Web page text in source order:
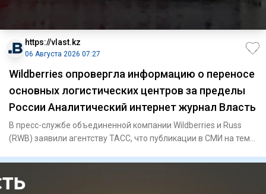
https://vlast.kz
06 Августа 2026 07:27
Wildberries опровергла информацию о переносе
основных логистических центров за пределы
России Аналитический интернет журнал Власть
В пресс-службе объединенной компании Wildberries и Russ
(RWB) заявили агентству ТАСС, что публикации в СМИ на тему